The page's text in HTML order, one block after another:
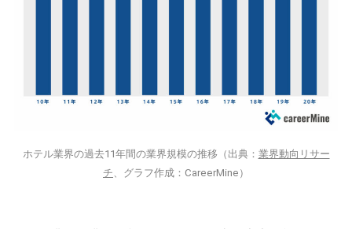
ホテル業界の過去11年間の業界規模の推移（出典： 業界動向リサー
チ、グラフ作成：CareerMine）